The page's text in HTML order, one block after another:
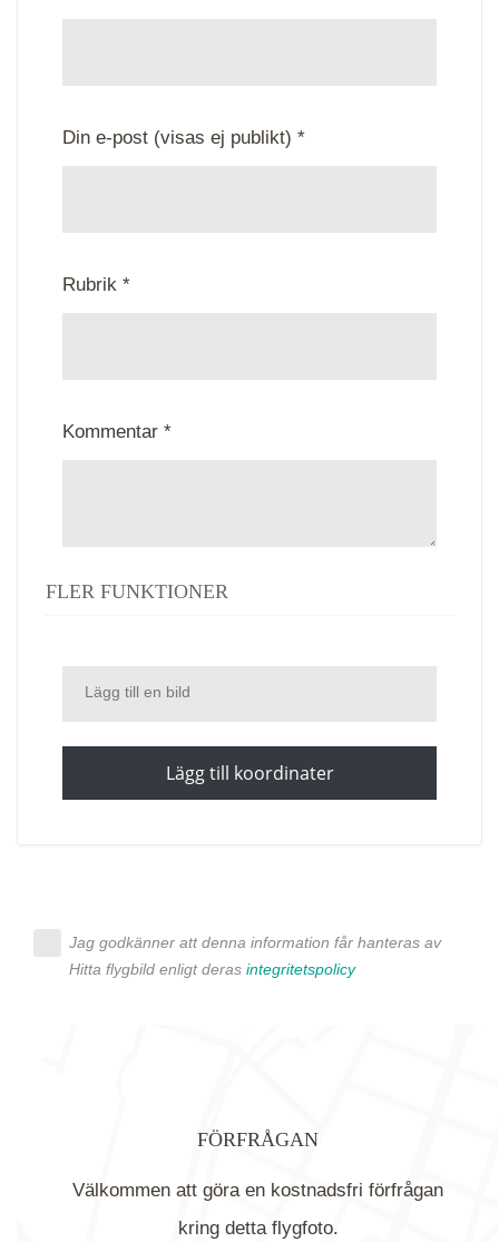
Din e-post (visas ej publikt) *
Rubrik *
Kommentar *
FLER FUNKTIONER
Lägg till en bild
Lägg till koordinater
Jag godkänner att denna information får hanteras av
Hitta flygbild enligt deras integritetspolicy
FÖRFRÅGAN
Välkommen att göra en kostnadsfri förfrågan
kring detta flygfoto.